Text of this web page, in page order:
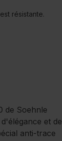
résistante.
de Soehnle
et de
anti-trace